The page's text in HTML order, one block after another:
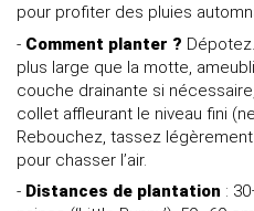
pour profiter des pluies
- Comment planter ?
plus large que la motte,
couche drainante si
collet affleurant le niveau fini
Rebouchez, tassez
pour chasser l’air.
- Distances de plantation :